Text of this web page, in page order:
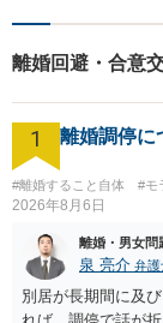
離婚回避・合意
1 離婚調停に
#離婚すること自体 #モ
2026年8月6日
離婚・男女問
泉 亮介 弁護
別居が長期間に及
れば，調停で話が